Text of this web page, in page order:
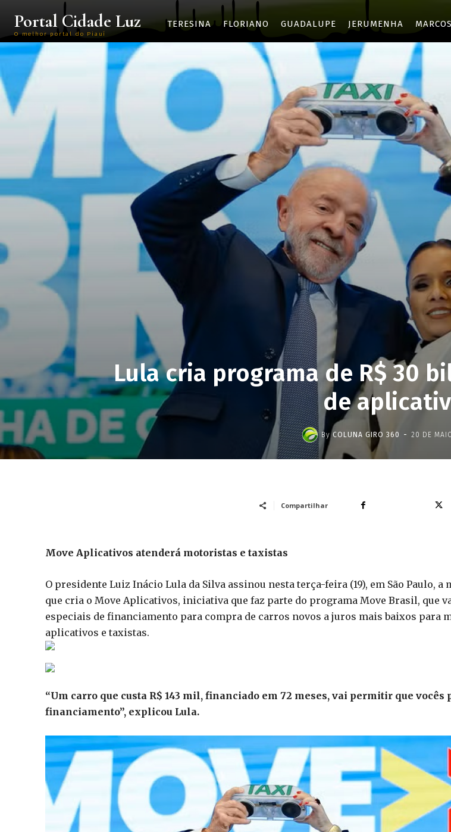
Portal Cidade Luz
O melhor portal do Piauí
TERESINA FLORIANO GUADALUPE JERUMENHA
Lula cria programa de R$ 30
de
By COLUNA GIRO 360 - 20 DE
Compartilhar
Move Aplicativos atenderá motoristas e taxistas
O presidente Luiz Inácio Lula da Silva assinou nesta terça-feira (19), em São Paulo,
que cria o Move Aplicativos, iniciativa que faz parte do programa Move Brasil, que
especiais de financiamento para compra de carros novos a juros mais baixos para
aplicativos e taxistas.
“Um carro que custa R$ 143 mil, financiado em 72 meses, vai permitir que vocês
financiamento”, explicou Lula.